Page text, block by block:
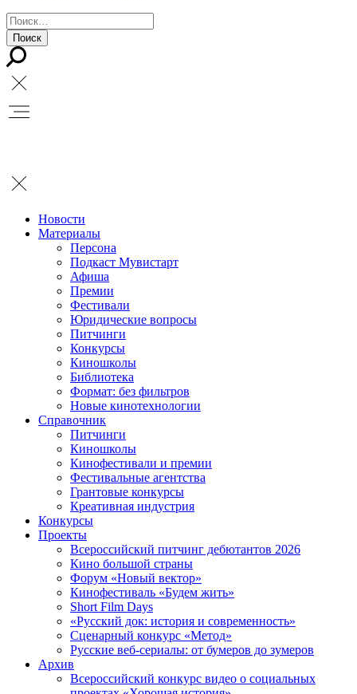
Новости
Материалы
Персона
Подкаст Мувистарт
Афиша
Премии
Фестивали
Юридические вопросы
Питчинги
Конкурсы
Киношколы
Библиотека
Формат: без фильтров
Новые кинотехнологии
Справочник
Питчинги
Киношколы
Кинофестивали и премии
Фестивальные агентства
Грантовые конкурсы
Креативная индустрия
Конкурсы
Проекты
Всероссийский питчинг дебютантов 2026
Кино большой страны
Форум «Новый вектор»
Кинофестиваль «Будем жить»
Short Film Days
«Русский док: история и современность»
Сценарный конкурс «Метод»
Русские веб-сериалы: от бумеров до зумеров
Архив
Всероссийский конкурс видео о социальных